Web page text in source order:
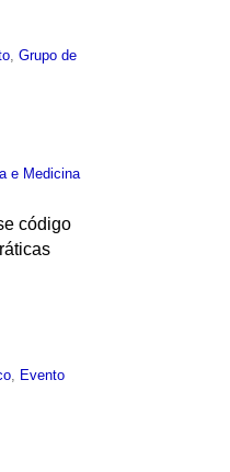
,Grupo de
e Medicina
código
, Evento